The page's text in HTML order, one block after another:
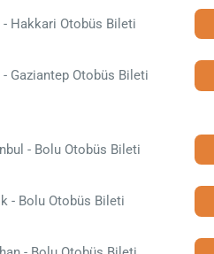
- Hakkari Otobüs Bileti
- Gaziantep Otobüs Bileti
- Bolu Otobüs Bileti
- Bolu Otobüs Bileti